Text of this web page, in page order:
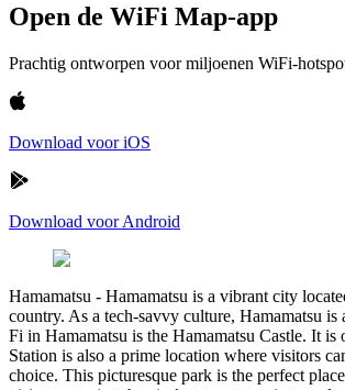
Open de WiFi Map-app
Prachtig ontworpen voor miljoenen WiFi-
Download voor iOS
Download voor Android
Hamamatsu - Hamamatsu is a vibrant city
country. As a tech-savvy culture, Hamamatsu
Fi in Hamamatsu is the Hamamatsu Castle. It
Station is also a prime location where visitors
choice. This picturesque park is the perfect